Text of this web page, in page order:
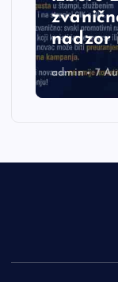
nadzor
admin 7